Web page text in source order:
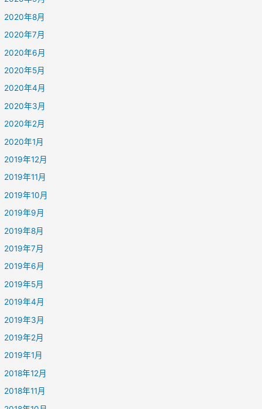
2020年8月
2020年7月
2020年6月
2020年5月
2020年4月
2020年3月
2020年2月
2020年1月
2019年12月
2019年11月
2019年10月
2019年9月
2019年8月
2019年7月
2019年6月
2019年5月
2019年4月
2019年3月
2019年2月
2019年1月
2018年12月
2018年11月